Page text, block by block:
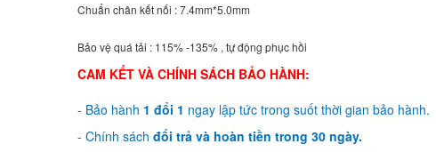
Chuẩn chân kết nối : 7.4mm*5.0mm
Bảo vệ quá tải : 115% -135% , tự động phục hồi
CAM KẾT VÀ CHÍNH SÁCH BẢO HÀNH:
- Bảo hành 1 đổi 1 ngay lập tức trong suốt thời gian bảo hành.
- Chính sách đổi trả và hoàn tiền trong 30 ngày.